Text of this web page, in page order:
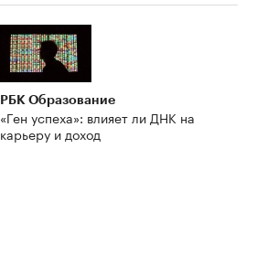
РБК Образование
«Ген успеха»: влияет ли ДНК на
карьеру и доход